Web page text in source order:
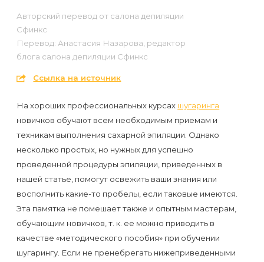
Оборудование
Партнерство
Администраторы
Контакты
Блог
Форум
Карта
или
сахаром
Эпиляция
в
Формула-1
Эпиляция
первый
раз
перед
важным
событием
Авторский перевод от салона депиляции
Сфинкс
Перевод: Анастасия Назарова, редактор
блога салона депиляции Сфинкс
Ссылка на источник
На хороших профессиональных курсах шугаринга
новичков обучают всем необходимым приемам и
техникам выполнения сахарной эпиляции. Однако
несколько простых, но нужных для успешно
проведенной процедуры эпиляции, приведенных в
нашей статье, помогут освежить ваши знания или
восполнить какие-то пробелы, если таковые имеются.
Эта памятка не помешает также и опытным мастерам,
обучающим новичков, т. к. ее можно приводить в
качестве «методического пособия» при обучении
шугарингу. Если не пренебрегать нижеприведенными